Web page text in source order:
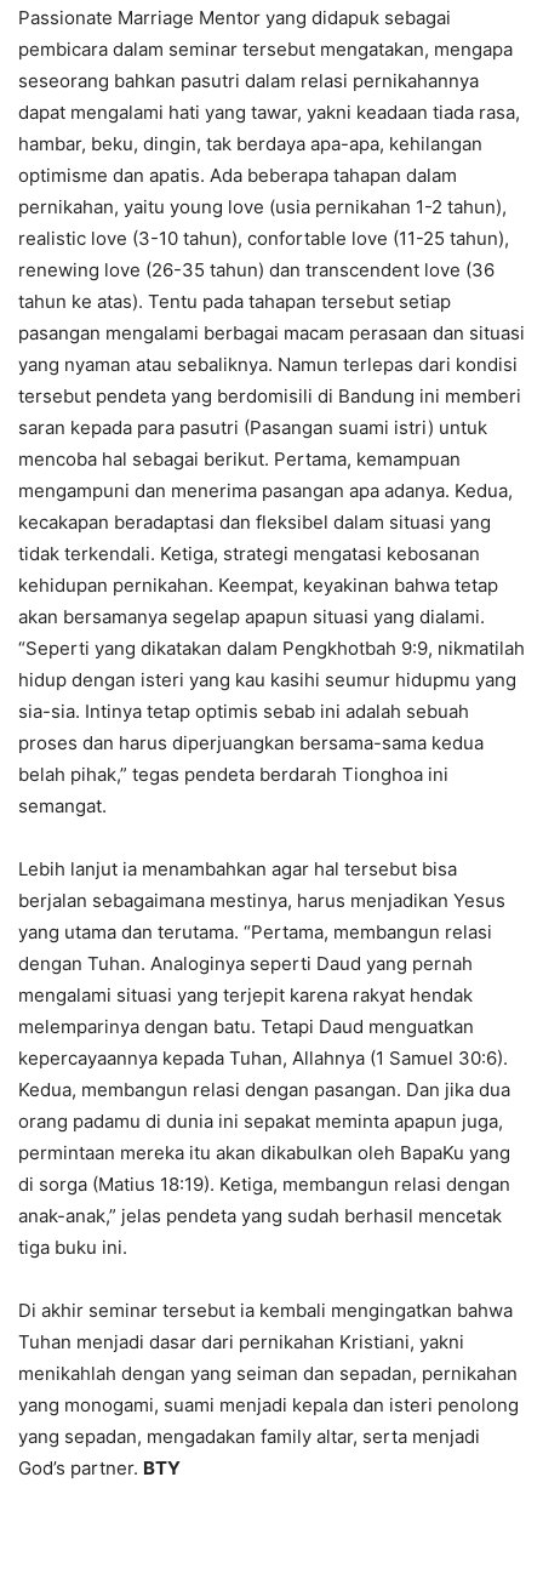
Passionate Marriage Mentor yang didapuk sebagai
pembicara dalam seminar tersebut mengatakan, mengapa
seseorang bahkan pasutri dalam relasi pernikahannya
dapat mengalami hati yang tawar, yakni keadaan tiada rasa,
hambar, beku, dingin, tak berdaya apa-apa, kehilangan
optimisme dan apatis. Ada beberapa tahapan dalam
pernikahan, yaitu young love (usia pernikahan 1-2 tahun),
realistic love (3-10 tahun), confortable love (11-25 tahun),
renewing love (26-35 tahun) dan transcendent love (36
tahun ke atas). Tentu pada tahapan tersebut setiap
pasangan mengalami berbagai macam perasaan dan situasi
yang nyaman atau sebaliknya. Namun terlepas dari kondisi
tersebut pendeta yang berdomisili di Bandung ini memberi
saran kepada para pasutri (Pasangan suami istri) untuk
mencoba hal sebagai berikut. Pertama, kemampuan
mengampuni dan menerima pasangan apa adanya. Kedua,
kecakapan beradaptasi dan fleksibel dalam situasi yang
tidak terkendali. Ketiga, strategi mengatasi kebosanan
kehidupan pernikahan. Keempat, keyakinan bahwa tetap
akan bersamanya segelap apapun situasi yang dialami.
“Seperti yang dikatakan dalam Pengkhotbah 9:9, nikmatilah
hidup dengan isteri yang kau kasihi seumur hidupmu yang
sia-sia. Intinya tetap optimis sebab ini adalah sebuah
proses dan harus diperjuangkan bersama-sama kedua
belah pihak,” tegas pendeta berdarah Tionghoa ini
semangat.
Lebih lanjut ia menambahkan agar hal tersebut bisa
berjalan sebagaimana mestinya, harus menjadikan Yesus
yang utama dan terutama. “Pertama, membangun relasi
dengan Tuhan. Analoginya seperti Daud yang pernah
mengalami situasi yang terjepit karena rakyat hendak
melemparinya dengan batu. Tetapi Daud menguatkan
kepercayaannya kepada Tuhan, Allahnya (1 Samuel 30:6).
Kedua, membangun relasi dengan pasangan. Dan jika dua
orang padamu di dunia ini sepakat meminta apapun juga,
permintaan mereka itu akan dikabulkan oleh BapaKu yang
di sorga (Matius 18:19). Ketiga, membangun relasi dengan
anak-anak,” jelas pendeta yang sudah berhasil mencetak
tiga buku ini.
Di akhir seminar tersebut ia kembali mengingatkan bahwa
Tuhan menjadi dasar dari pernikahan Kristiani, yakni
menikahlah dengan yang seiman dan sepadan, pernikahan
yang monogami, suami menjadi kepala dan isteri penolong
yang sepadan, mengadakan family altar, serta menjadi
God’s partner. BTY